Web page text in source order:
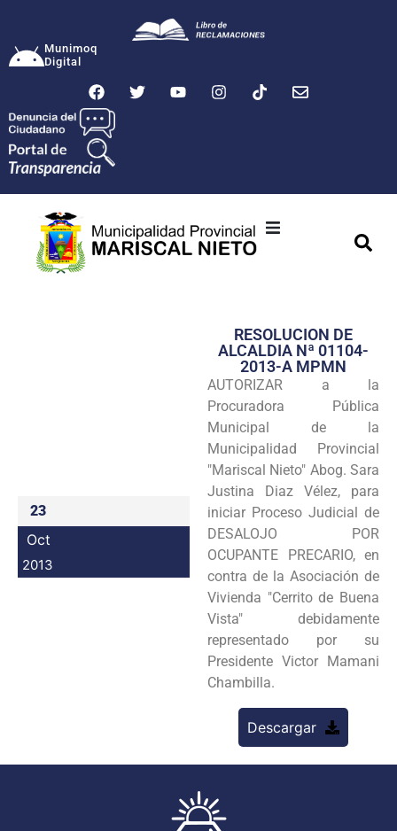
Munimoq
Digital
Transparencia
Seguridad
Programas
Intranet
23
Oct
2013
RESOLUCION DE
ALCALDIA Nª 01104-
2013-A MPMN
AUTORIZAR a la
Procuradora Pública
Municipal de la
Municipalidad Provincial
"Mariscal Nieto" Abog. Sara
Justina Diaz Vélez, para
iniciar Proceso Judicial de
DESALOJO POR
OCUPANTE PRECARIO, en
contra de la Asociación de
Vivienda "Cerrito de Buena
Vista" debidamente
representado por su
Presidente Victor Mamani
Chambilla.
Descargar